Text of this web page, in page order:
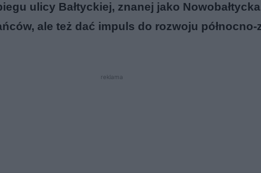
ulicy Bałtyckiej, znanej jako
ale też dać impuls do rozwoju
reklama